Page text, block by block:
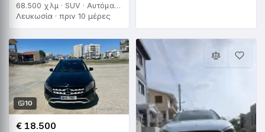
68.500 χλμ · SUV · Αυτόματο
Λευκωσία · πριν 10 μέρες
10
€ 18.500